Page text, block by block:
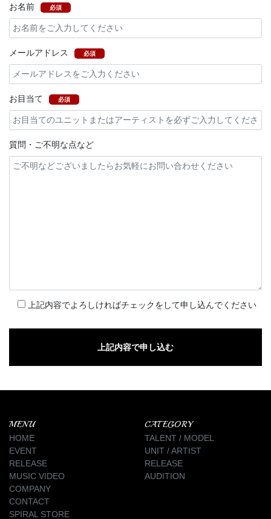
お名前 必須
メールアドレス 必須
お目当て 必須
質問・ご不明な点など
上記内容でよろしければチェックをして申し込んでください
MENU
HOME
EVENT
RELEASE
MUSIC VIDEO
COMPANY
CONTACT
SPIRAL STORE
CATEGORY
TALENT / MODEL
UNIT / ARTIST
RELEASE
AUDITION